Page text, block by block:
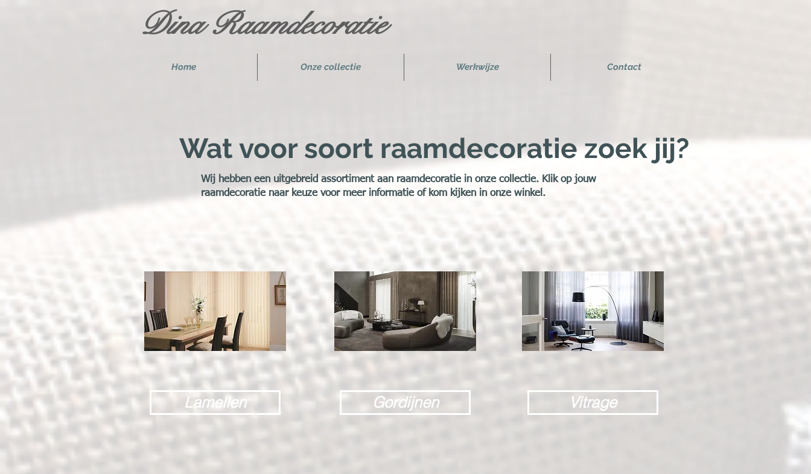
Dina Raamdecoratie
Home Onze collectie Werkwijze Contact
Wat voor soort raamdecoratie zoek jij?
Wij hebben een uitgebreid assortiment aan raamdecoratie in onze collectie. Klik op jouw
raamdecoratie naar keuze voor meer informatie of kom kijken in onze winkel.
Lamellen Gordijnen Vitrage